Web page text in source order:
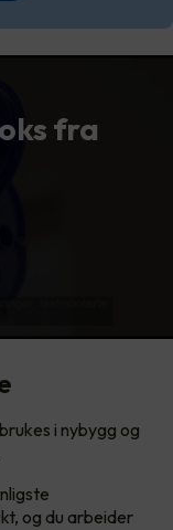
fra
brukes i nybygg og
og du arbeider